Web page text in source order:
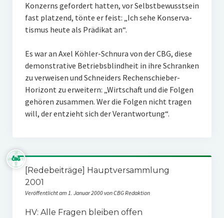
Konzerns gefordert hatten, vor Selbstbewusstsein
fast platzend, tönte er feist: „Ich sehe Konserva-
tismus heute als Prädikat an“.
Es war an Axel Köhler-Schnura von der CBG, diese
demonstrative Betriebsblindheit in ihre Schranken
zu verweisen und Schneiders Rechenschieber-
Horizont zu erweitern: „Wirtschaft und die Folgen
gehören zusammen. Wer die Folgen nicht tragen
will, der entzieht sich der Verantwortung“.
[Redebeiträge] Hauptversammlung
2001
Veröffentlicht am 1. Januar 2000 von CBG Redaktion
HV: Alle Fragen bleiben offen